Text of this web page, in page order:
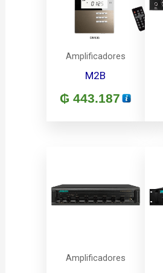
Amplificadores
M2B
₲ 443.187
Amplificadores